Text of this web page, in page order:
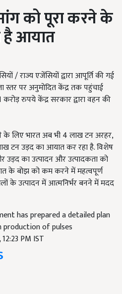
को पूरा करने के
है आयात
/ राज्य एजेंसियों द्वारा आपूर्ति की गई
स्तर पर अनुमोदित केंद्र तक पहुंचाई
रुपये केंद्र सरकार द्वारा वहन की
के लिए भारत अब भी 4 लाख टन अरहर,
टन उड़द का आयात कर रहा है. विशेष
उड़द का उत्पादन और उत्पादकता को
के बोझ को कम करने में महत्वपूर्ण
के उत्पादन में आत्मनिर्भर बनने में मदद
has prepared a detailed plan
production of pulses
PM IST